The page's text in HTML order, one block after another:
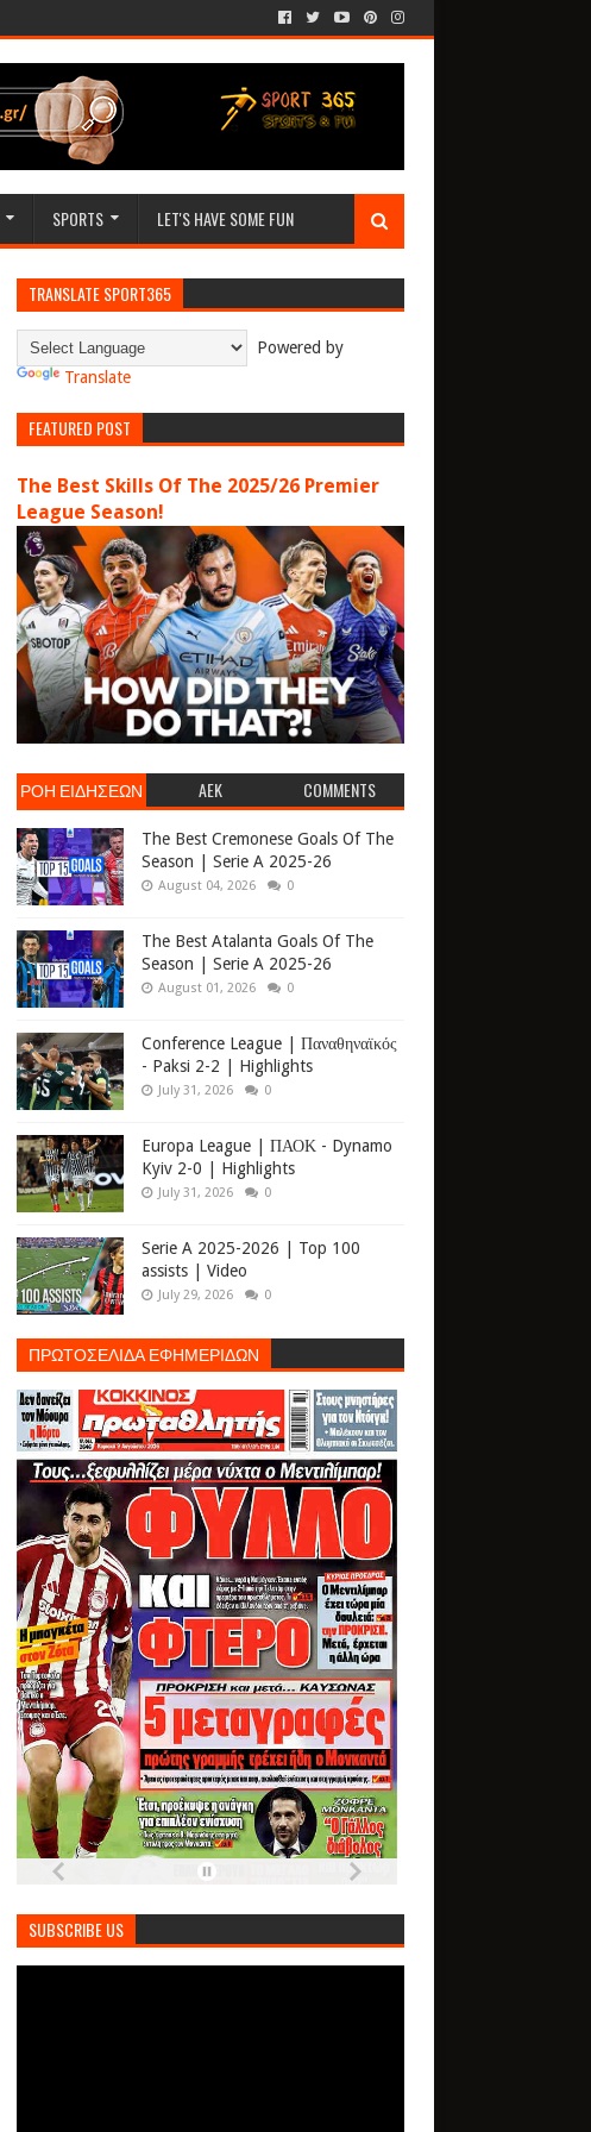
SPORTS LET'S HAVE SOME FUN
TRANSLATE SPORT365
Powered by
Translate
FEATURED POST
The Best Skills Of The 2025/26 Premier
League Season!
ΡΟΗ ΕΙΔΗΣΕΩΝ AEK COMMENTS
The Best Cremonese Goals Of The
Season | Serie A 2025-26
August 04, 2026 0
The Best Atalanta Goals Of The
Season | Serie A 2025-26
August 01, 2026 0
Conference League | Παναθηναϊκός
- Paksi 2-2 | Highlights
July 31, 2026 0
Europa League | ΠΑΟΚ - Dynamo
Kyiv 2-0 | Highlights
July 31, 2026 0
Serie A 2025-2026 | Top 100
assists | Video
July 29, 2026 0
ΠΡΩΤΟΣΕΛΙΔΑ ΕΦΗΜΕΡΙΔΩΝ
SUBSCRIBE US